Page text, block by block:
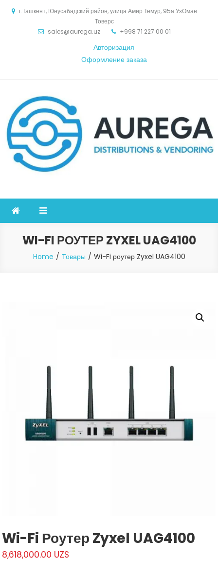
г.Ташкент, Юнусабадский район, улица Амир Темур, 95а УзОман
Товерс
sales@aurega.uz
+998 71 227 00 01
Авторизация
Оформление заказа
WI-FI РОУТЕР ZYXEL UAG4100
Home Товары Wi-Fi роутер Zyxel UAG4100
Wi-Fi Роутер Zyxel UAG4100
8,618,000.00 UZS